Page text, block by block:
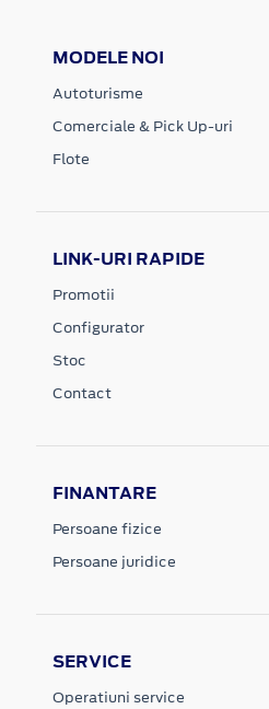
MODELE NOI
Autoturisme
Comerciale & Pick Up-uri
Flote
LINK-URI RAPIDE
Promotii
Configurator
Stoc
Contact
FINANTARE
Persoane fizice
Persoane juridice
SERVICE
Operatiuni service